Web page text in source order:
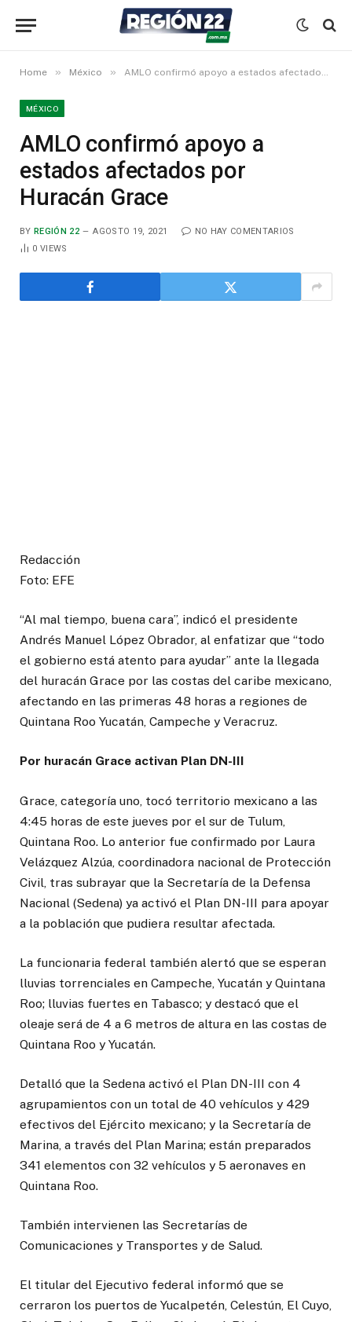
Home » México » AMLO confirmó apoyo a estados afectados por Huracán Grace
MÉXICO
AMLO confirmó apoyo a
estados afectados por
Huracán Grace
BY REGIÓN 22 AGOSTO 19, 2021
NO HAY COMENTARIOS
0VIEWS
Redacción
Foto: EFE
“Al mal tiempo, buena cara”, indicó el presidente
Andrés Manuel López Obrador, al enfatizar que “todo
el gobierno está atento para ayudar” ante la llegada
del huracán Grace por las costas del caribe mexicano,
afectando en las primeras 48 horas a regiones de
Quintana Roo Yucatán, Campeche y Veracruz.
Por huracán Grace activan Plan DN-III
Grace, categoría uno, tocó territorio mexicano a las
4:45 horas de este jueves por el sur de Tulum,
Quintana Roo. Lo anterior fue confirmado por Laura
Velázquez Alzúa, coordinadora nacional de Protección
Civil, tras subrayar que la Secretaría de la Defensa
Nacional (Sedena) ya activó el Plan DN-III para apoyar
a la población que pudiera resultar afectada.
La funcionaria federal también alertó que se esperan
lluvias torrenciales en Campeche, Yucatán y Quintana
Roo; lluvias fuertes en Tabasco; y destacó que el
oleaje será de 4 a 6 metros de altura en las costas de
Quintana Roo y Yucatán.
Detalló que la Sedena activó el Plan DN-III con 4
agrupamientos con un total de 40 vehículos y 429
efectivos del Ejército mexicano; y la Secretaría de
Marina, a través del Plan Marina; están preparados
341 elementos con 32 vehículos y 5 aeronaves en
Quintana Roo.
También intervienen las Secretarías de
Comunicaciones y Transportes y de Salud.
El titular del Ejecutivo federal informó que se
cerraron los puertos de Yucalpetén, Celestún, El Cuyo,